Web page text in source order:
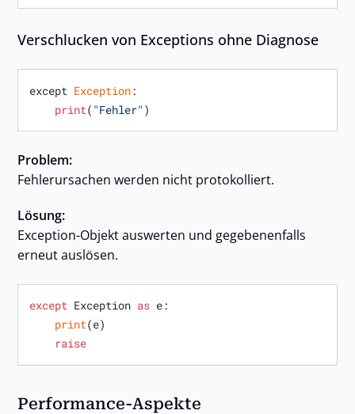
Verschlucken von Exceptions ohne Diagnose
except Exception:
print( "Fehler"
Problem:
Fehlerursachen werden nicht protokolliert.
Lösung:
Exception-Objekt auswerten und gegebenenfalls
erneut auslösen.
except Exception as e:
print(e)
raise
Performance-Aspekte